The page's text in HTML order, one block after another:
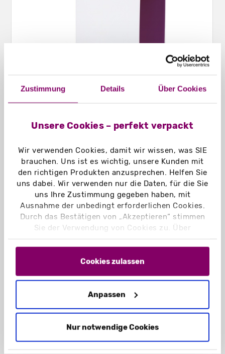
Zustimmung Details Über Cookies
Unsere Cookies – perfekt verpackt
Wir verwenden Cookies, damit wir wissen, was SIE
brauchen. Uns ist es wichtig, unsere Kunden mit
den richtigen Produkten anzusprechen. Helfen Sie
uns dabei. Wir verwenden nur die Daten, für die Sie
uns Ihre Zustimmung gegeben haben, mit
Ausnahme der unbedingt erforderlichen Cookies.
Durch das Bestätigen von „Akzeptieren“ stimmen
Sie der Verwendung von Cookies zu. Über
„Einstellungen“ können Sie auswählen, welche
Cookies Sie zulassen. Hier finden Sie unser
und unsereDatenschutzerklärung
Cookies zulassen
Anpassen
Nur notwendige Cookies